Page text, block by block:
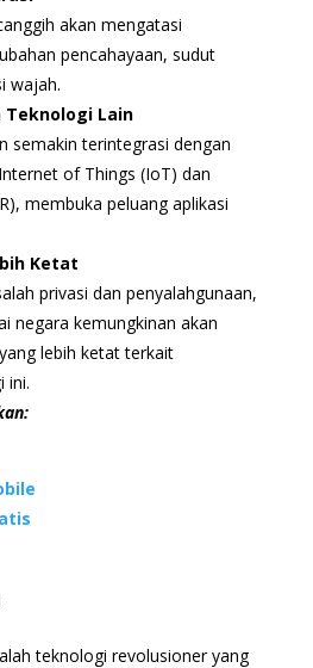
akan mengatasi
pencahayaan, sudut
wajah.
Teknologi Lain
semakin terintegrasi dengan
of Things (IoT) dan
membuka peluang aplikasi
Ketat
privasi dan penyalahgunaan,
negara kemungkinan akan
lebih ketat terkait
ini.
teknologi revolusioner yang